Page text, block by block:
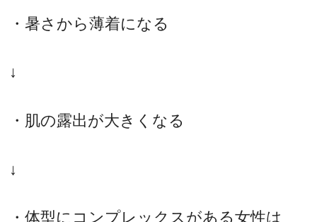
・暑さから薄着になる
↓
・肌の露出が大きくなる
↓
・体型にコンプレックスがある女性は